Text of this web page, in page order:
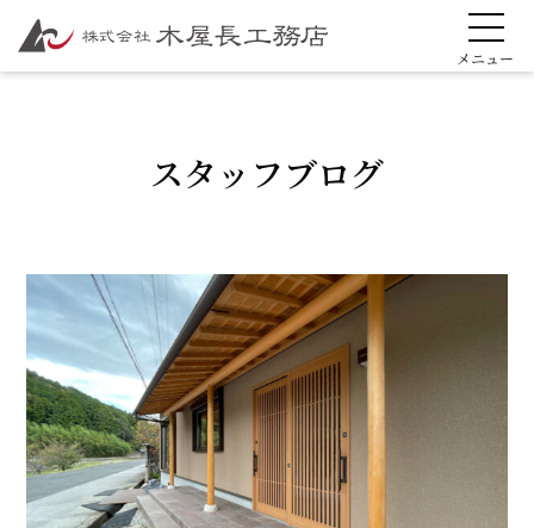
スタッフブログ